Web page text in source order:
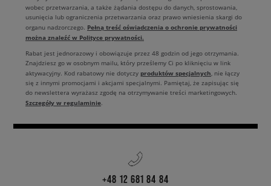
wobec przetwarzania, a także żądania dostępu do danych, sprostowania,
usunięcia lub ograniczenia przetwarzania oraz prawo wniesienia skargi do
organu nadzorczego. Pełną treść oświadczenia o ochronie prywatności
można znaleźć w Polityce prywatności.
Rabat jest jednorazowy i obowiązuje przez 48 godzin od jego otrzymania.
Znajdziesz go w osobnym mailu, który prześlemy Ci po kliknięciu w link
aktywacyjny. Kod rabatowy nie dotyczy produktów specjalnych, nie łączy
się z innymi promocjami i akcjami specjalnymi. Pamiętaj, że zapisując się
do newslettera wyrażasz zgodę na otrzymywanie treści marketingowych.
Szczegóły w regulaminie.
+48 12 681 84 84